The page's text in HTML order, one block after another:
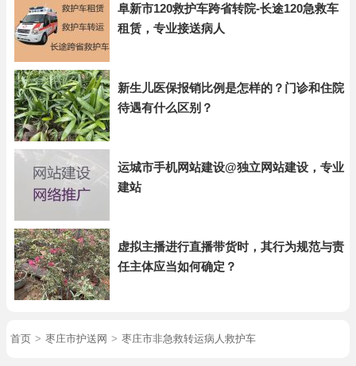
阜新市120救护车跨省转院-长途120急救车
租赁，专业接送病人
新生儿医保报销比例是怎样的？门诊和住院
待遇有什么区别？
运城市手机网站建设@独立网站建设，专业
建站
虚拟主播进行直播带货时，其行为规范与责
任主体应当如何确定？
首页 > 枣庄市护送网 > 枣庄市非急救转运病人救护车